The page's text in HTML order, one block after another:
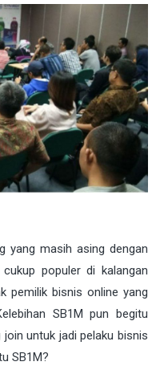
yang masih asing dengan
populer di kalangan
pemilik bisnis online yang
SB1M pun begitu
untuk jadi pelaku bisnis
SB1M?